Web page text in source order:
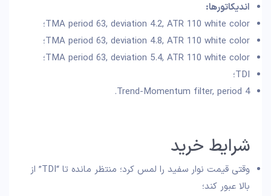
اندیکاتورها:
TMA period 63, deviation 4.2, ATR 110 white color؛
TMA period 63, deviation 4.8, ATR 110 white color؛
TMA period 63, deviation 5.4, ATR 110 white color؛
TDI؛
Trend-Momentum filter, period 4.
شرایط خرید
وقتی قیمت نوار سفید را لمس کرد؛ منتظر مانده تا “TDI” از
بالا عبور کند؛